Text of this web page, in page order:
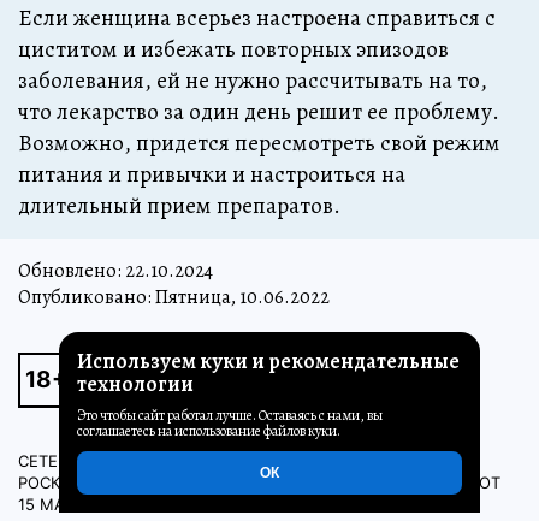
Если женщина всерьез настроена справиться с
циститом и избежать повторных эпизодов
заболевания, ей не нужно рассчитывать на то,
что лекарство за один день решит ее проблему.
Возможно, придется пересмотреть свой режим
питания и привычки и настроиться на
длительный прием препаратов.
Обновлено: 22.10.2024
Опубликовано: Пятница, 10.06.2022
СЕТЕВОЕ ИЗДАНИЕ (САЙТ) ЗАРЕГИСТРИРОВАНО
РОСКОМНАДЗОРОМ, СВИДЕТЕЛЬСТВО ЭЛ № ФС77-80505 ОТ
15 МАРТА 2021 Г. ГЛАВНЫЙ РЕДАКТОР — НОСОВА ОЛЕСЯ
Используем куки и рекомендательные
технологии
Это чтобы сайт работал лучше. Оставаясь с нами, вы
соглашаетесь на использование файлов куки.
ОК